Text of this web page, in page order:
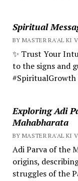
Spiritual
BY MASTER RA'AL KI
✨ Trust Your
to the signs and
#SpiritualGrowth
Exploring Adi
Mahabharata
BY MASTER RA'AL KI
Adi Parva of the
origins,
struggles of the